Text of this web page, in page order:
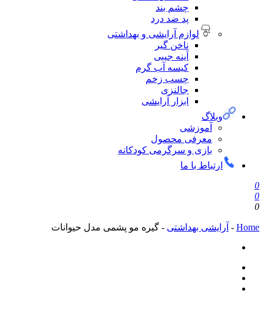
لوازم آرایشی و بهداشتی
کیسه آب گرم
چسب زخم
ابزار آرایشی
معرفی محصول
بازی و سرگرمی کودکانه
با ما
بهداشتی-گیره مو پشمی مدل حیوانات